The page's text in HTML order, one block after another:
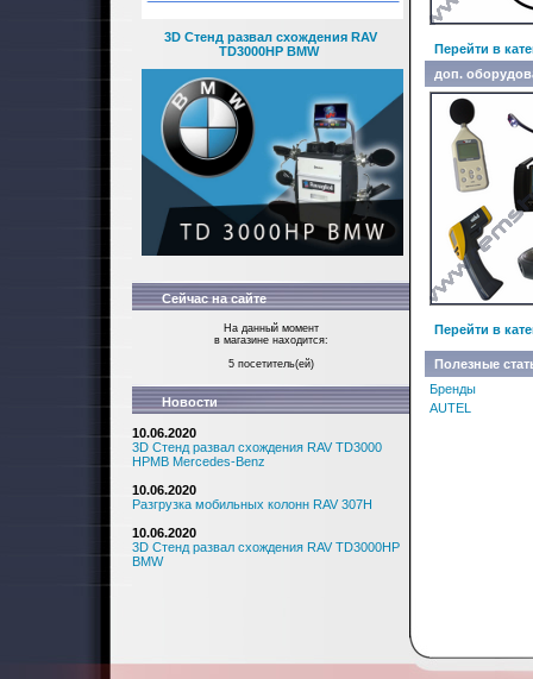
3D Стенд развал схождения RAV
TD3000HP BMW
Сейчас на сайте
На данный момент
в магазине находится:
5 посетитель(ей)
Новости
10.06.2020
3D Стенд развал схождения RAV TD3000
HPMB Mercedes-Benz
10.06.2020
Разгрузка мобильных колонн RAV 307H
10.06.2020
3D Стенд развал схождения RAV TD3000HP
BMW
Перейти в
доп.
Перейти в
Полезные
Бренды
AUTEL